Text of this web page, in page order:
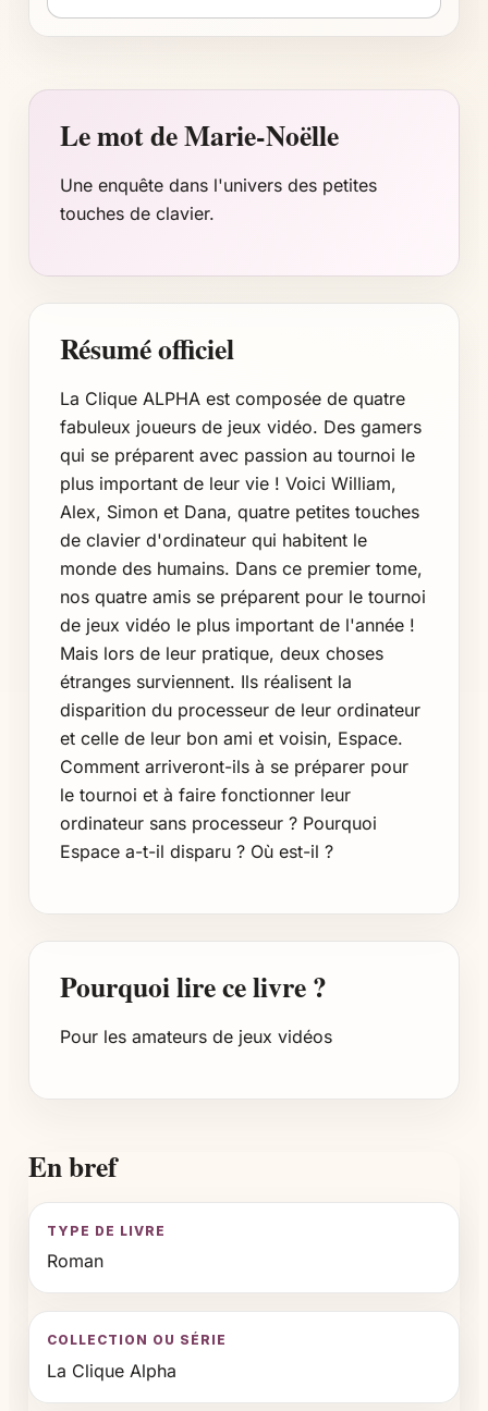
Le mot de Marie-Noëlle
Une enquête dans l'univers des petites
touches de clavier.
Résumé officiel
La Clique ALPHA est composée de quatre
fabuleux joueurs de jeux vidéo. Des gamers
qui se préparent avec passion au tournoi le
plus important de leur vie ! Voici William,
Alex, Simon et Dana, quatre petites touches
de clavier d'ordinateur qui habitent le
monde des humains. Dans ce premier tome,
nos quatre amis se préparent pour le tournoi
de jeux vidéo le plus important de l'année !
Mais lors de leur pratique, deux choses
étranges surviennent. Ils réalisent la
disparition du processeur de leur ordinateur
et celle de leur bon ami et voisin, Espace.
Comment arriveront-ils à se préparer pour
le tournoi et à faire fonctionner leur
ordinateur sans processeur ? Pourquoi
Espace a-t-il disparu ? Où est-il ?
Pourquoi lire ce livre ?
Pour les amateurs de jeux vidéos
En bref
TYPE DE LIVRE
Roman
COLLECTION OU SÉRIE
La Clique Alpha